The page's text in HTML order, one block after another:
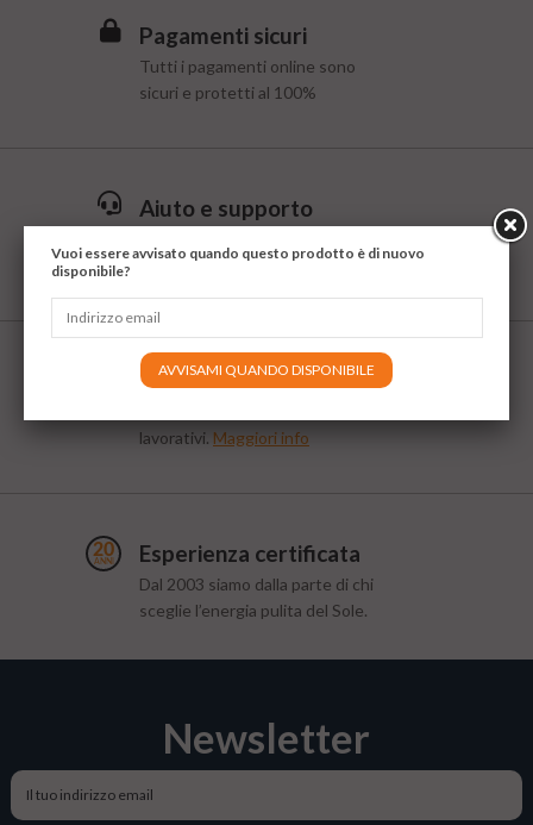
Pagamenti sicuri
Tutti i pagamenti online sono
sicuri e protetti al 100%
Aiuto e supporto
gratuito al+39 039 9712258
Spedizioni rapide
lavorativi. Maggiori info
Esperienza certificata
Dal 2003 siamo dalla parte di chi
sceglie l’energia pulita del Sole.
Newsletter
Vuoi essere avvisato quando questo prodotto è di nuovo
disponibile?
AVVISAMI QUANDO DISPONIBILE